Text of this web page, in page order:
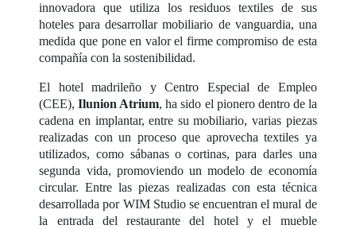
innovadora que utiliza los residuos textiles de sus
hoteles para desarrollar mobiliario de vanguardia, una
medida que pone en valor el firme compromiso de esta
compañía con la sostenibilidad.
El hotel madrileño y Centro Especial de Empleo
(CEE),Ilunion Atrium, ha sido el pionero dentro de la
cadena en implantar, entre su mobiliario, varias piezas
realizadas con un proceso que aprovecha textiles ya
utilizados, como sábanas o cortinas, para darles una
segunda vida, promoviendo un modelo de economía
circular. Entre las piezas realizadas con esta técnica
desarrollada por WIM Studio se encuentran el mural de
la entrada del restaurante del hotel y el mueble